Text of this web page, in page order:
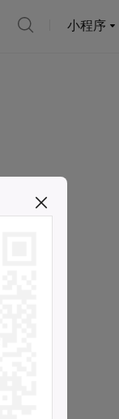
小程序